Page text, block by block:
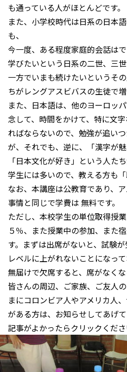
も通っている人がほとんどです。
また、小学校時代は日系の日本
も、
今一度、ある程度家庭的会話は
学びたいという日系の二世、三世
一方でいまも続けたいというそ
ちがレングアスビバスの生徒で増
また、日本語は、他のヨーロッ
念して、時間をかけて、特に文
ればならないので、勉強が追い
が、それでも、逆に、「漢字が
「日本文化が好き」という人た
学生には多いので、教える方も「
なお、本講座は公教育であり、
事情と同じで学費は 無料です。
ただし、本校学生の単位取得授
５％、また授業中の参加、また
す。まずは出席がないと、試験
レベルに上がれないことになっ
無届けで欠席すると、席がなくな
皆さんの周辺、ご家族、ご友人
まにコロンビア人やアメリカ人
がある方は、お知らせしてあげて
記事がよかったらクリックくださ